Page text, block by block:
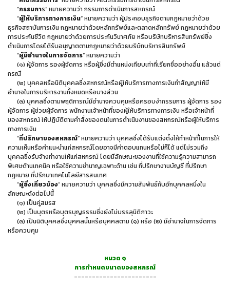
“กรรมการ” หมายความว่า กรรมการดำเนินการสหกรณ์
“ผู้ให้บริการทางการเงิน” หมายความว่า ผู้ประกอบธุรกิจตามกฎหมายว่าด้วย
ธุรกิจสถาบันการเงิน กฎหมายว่าด้วยหลักทรัพย์และตลาดหลักทรัพย์ กฎหมายว่าด้วย
การประกันชีวิต กฎหมายว่าด้วยการประกันวินาศภัย หรือบริษัทบริหารสินทรัพย์ซึ่ง
ดำเนินการโดยได้รับอนุญาตตามกฎหมายว่าด้วยบริษัทบริหารสินทรัพย์
“ผู้มีอำนาจในการจัดการ” หมายความว่า
(๑) ผู้จัดการ รองผู้จัดการ หรือผู้ซึ่งมีตำแหน่งเทียบเท่าที่เรียกชื่ออย่างอื่น แล้วแต่
กรณี
(๒) บุคคลหรือนิติบุคคลซึ่งสหกรณ์หรือผู้ให้บริการทางการเงินทำสัญญาให้มี
อำนาจในการบริหารงานทั้งหมดหรือบางส่วน
(๓) บุคคลซึ่งตามพฤติการณ์มีอำนาจควบคุมหรือครอบงำกรรมการ ผู้จัดการ รอง
ผู้จัดการ ผู้ช่วยผู้จัดการ พนักงานเจ้าหน้าที่ของผู้ให้บริการทางการเงิน หรือเจ้าหน้าที่
ของสหกรณ์ ให้ปฏิบัติตามคำสั่งของตนในการดำเนินงานของสหกรณ์หรือผู้ให้บริการ
ทางการเงิน
“ที่ปรึกษาของสหกรณ์” หมายความว่า บุคคลซึ่งได้รับแต่งตั้งให้ทำหน้าที่ในการให้
ความเห็นหรือคำแนะนำแก่สหกรณ์โดยอาจมีค่าตอบแทนหรือไม่ก็ได้ แต่ไม่รวมถึง
บุคคลซึ่งรับจ้างทำงานให้แก่สหกรณ์ โดยมีลักษณะของงานที่ใช้ความรู้ความสามารถ
พิเศษด้านเทคนิค หรือใช้ความชำนาญเฉพาะด้าน เช่น ที่ปรึกษางานบัญชี ที่ปรึกษา
กฎหมาย ที่ปรึกษาเทคโนโลยีสารสนเทศ
“ผู้ซึ่งเกี่ยวข้อง” หมายความว่า บุคคลซึ่งมีความสัมพันธ์กับอีกบุคคลหนึ่งใน
ลักษณะดังต่อไปนี้
(๑) เป็นคู่สมรส
(๒) เป็นบุตรหรือบุตรบุญธรรมซึ่งยังไม่บรรลุนิติภาวะ
(๓) เป็นนิติบุคคลซึ่งบุคคลนั้นหรือบุคคลตาม (๑) หรือ (๒) มีอำนาจในการจัดการ
หรือควบคุม
หมวด ๑
การกำหนดขนาดของสหกรณ์
-----------------------